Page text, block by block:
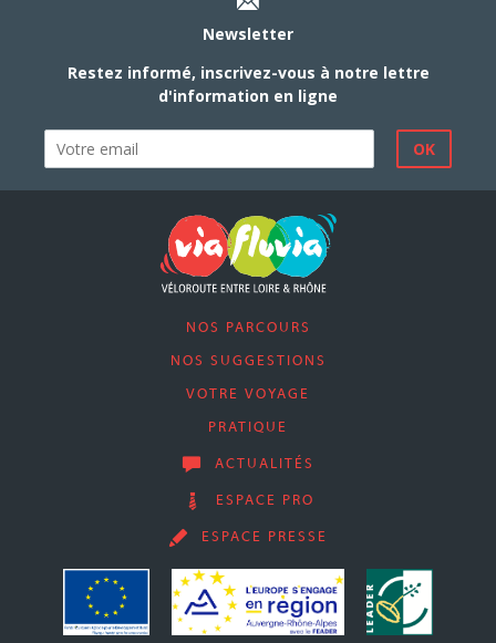
Newsletter
Restez informé, inscrivez-vous à notre lettre
d'information en ligne
NOS PARCOURS
NOS SUGGESTIONS
VOTRE VOYAGE
PRATIQUE
ACTUALITÉS
ESPACE PRO
ESPACE PRESSE